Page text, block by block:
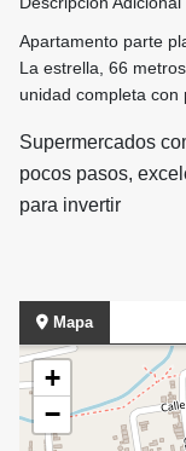
Apartamento parte
La estrella, 66
unidad completa con
Supermercados
pocos pasos,
para invertir
Mapa
+
−